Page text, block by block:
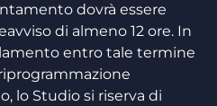
dovrà essere
di almeno 12 ore. In
entro tale termine
lo Studio si riserva di